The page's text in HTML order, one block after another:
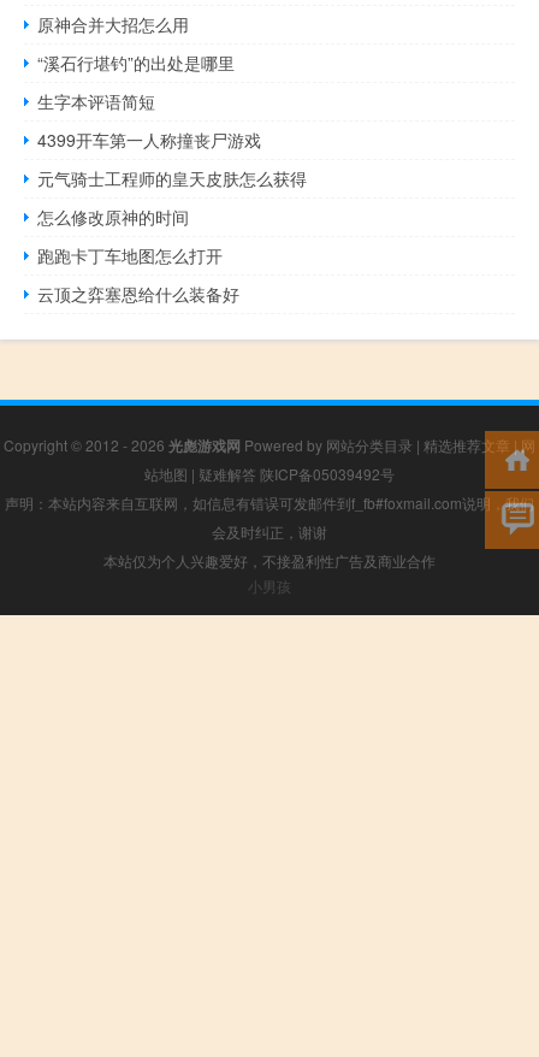
原神合并大招怎么用
“溪石行堪钓”的出处是哪里
生字本评语简短
4399开车第一人称撞丧尸游戏
元气骑士工程师的皇天皮肤怎么获得
怎么修改原神的时间
跑跑卡丁车地图怎么打开
云顶之弈塞恩给什么装备好
Copyright © 2012 - 2026 光彪游戏网 Powered by 网站分类目录 | 精选推荐文章 |网
站地图 | 疑难解答 陕ICP备05039492号
声明：本站内容来自互联网，如信息有错误可发邮件到f_fb#foxmail.com说明，我们
会及时纠正，谢谢
本站仅为个人兴趣爱好，不接盈利性广告及商业合作
小男孩